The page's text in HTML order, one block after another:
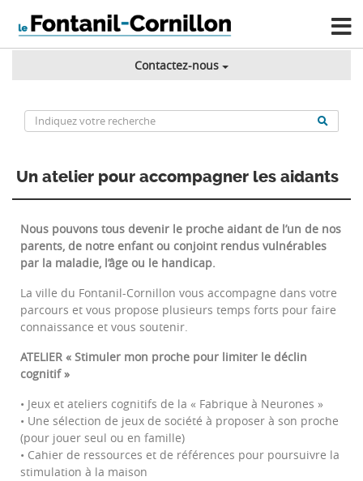
Contactez-nous
Un atelier pour accompagner les aidants
Nous pouvons tous devenir le proche aidant de l’un de nos
parents, de notre enfant ou conjoint rendus vulnérables
par la maladie, l’âge ou le handicap.
La ville du Fontanil-Cornillon vous accompagne dans votre
parcours et vous propose plusieurs temps forts pour faire
connaissance et vous soutenir.
ATELIER « Stimuler mon proche pour limiter le déclin
cognitif »
• Jeux et ateliers cognitifs de la « Fabrique à Neurones »
• Une sélection de jeux de société à proposer à son proche
(pour jouer seul ou en famille)
• Cahier de ressources et de références pour poursuivre la
stimulation à la maison